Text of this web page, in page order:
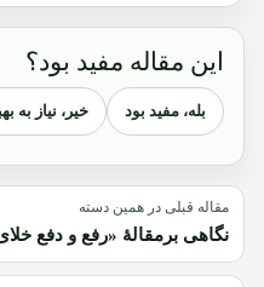
این مقاله مفید بود؟
بله، مفید بود خیر، نیاز به
مقاله قبلی در همین دسته
نگاهی برمقالۀ «رفع و دفع